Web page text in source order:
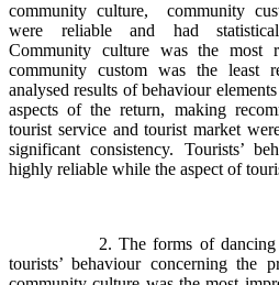
community culture, community
were reliable and had
Community culture was the most
community custom was the least
analysed results of behaviour
aspects of the return, making
tourist service and tourist market
significant consistency. Tourists’
highly reliable while the aspect of
2. The forms of dancing art
tourists’ behaviour concerning the